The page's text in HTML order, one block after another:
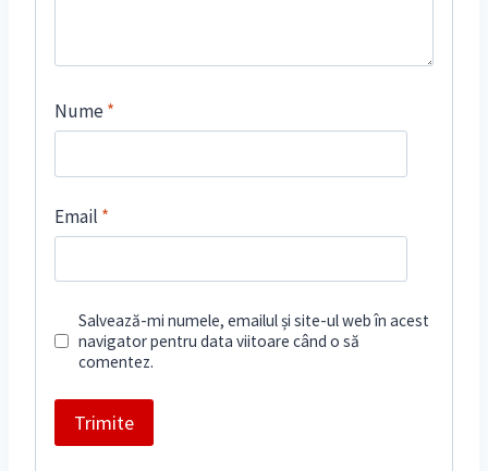
Nume*
Email *
Salvează-mi numele, emailul și site-ul web în acest
navigator pentru data viitoare când o să
comentez.